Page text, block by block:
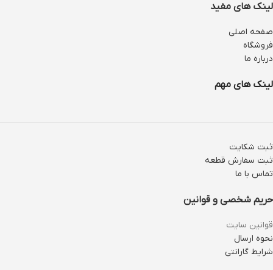
لینک های مفید
صفحه اصلی
فروشگاه
درباره ما
لینک های مهم
ثبت شکایت
ثبت سفارش قطعه
تماس با ما
حریم شخصی و قوانین
قوانین سایت
نحوه ارسال
شرایط گارانتی